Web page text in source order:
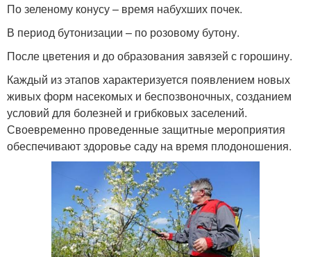
По зеленому конусу – время набухших почек.
В период бутонизации – по розовому бутону.
После цветения и до образования завязей с горошину.
Каждый из этапов характеризуется появлением новых
живых форм насекомых и беспозвоночных, созданием
условий для болезней и грибковых заселений.
Своевременно проведенные защитные мероприятия
обеспечивают здоровье саду на время плодоношения.